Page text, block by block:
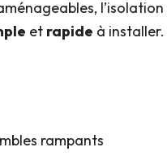
et rapide à installer.